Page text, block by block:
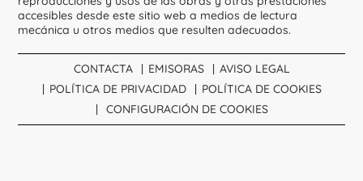
accesibles desde este sitio web a medios de lectura
mecánica u otros medios que resulten adecuados.
CONTACTA EMISORAS
AVISO LEGAL
POLÍTICA DE PRIVACIDAD
POLÍTICA DE COOKIES
CONFIGURACIÓN DE COOKIES